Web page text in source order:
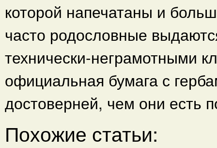
которой напечатаны и
часто родословные
технически-неграмотными
официальная бумага с
достоверней, чем они есть
Похожие статьи: